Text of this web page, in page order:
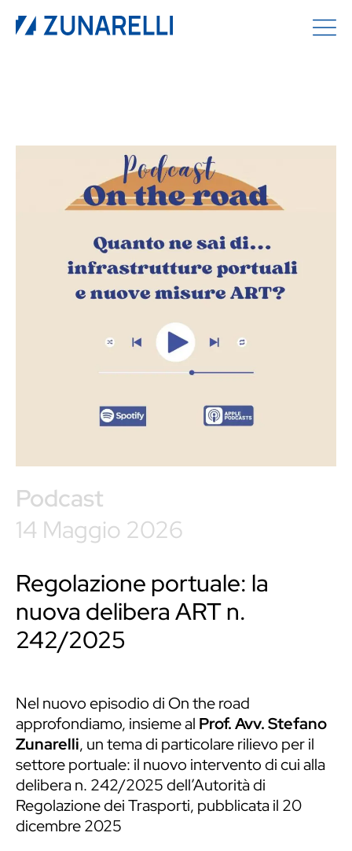
Podcast
14 Maggio 2026
Regolazione portuale: la
nuova delibera ART n.
242/2025
Nel nuovo episodio di On the road
approfondiamo, insieme al Prof. Avv. Stefano
Zunarelli, un tema di particolare rilievo per il
settore portuale: il nuovo intervento di cui alla
delibera n. 242/2025 dell’Autorità di
Regolazione dei Trasporti, pubblicata il 20
dicembre 2025